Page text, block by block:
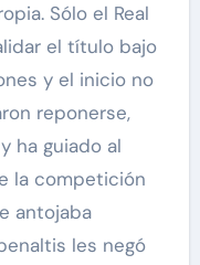
Sólo el Real
el título bajo
y el inicio no
reponerse,
ha guiado al
la competición
antojaba
les negó